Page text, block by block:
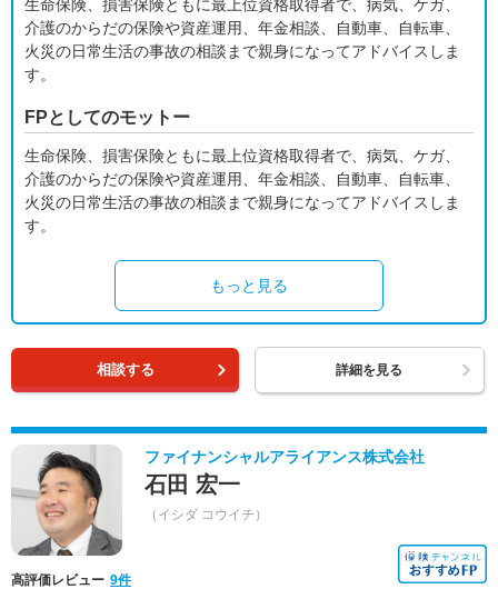
生命保険、損害保険ともに最上位資格取得者で、病気、ケガ、
介護のからだの保険や資産運用、年金相談、自動車、自転車、
火災の日常生活の事故の相談まで親身になってアドバイスしま
す。
FPとしてのモットー
生命保険、損害保険ともに最上位資格取得者で、病気、ケガ、
介護のからだの保険や資産運用、年金相談、自動車、自転車、
火災の日常生活の事故の相談まで親身になってアドバイスしま
す。
もっと見る
相談する 詳細を見る
ファイナンシャルアライアンス株式会社
石田 宏一
（イシダ コウイチ）
高評価レビュー 9件